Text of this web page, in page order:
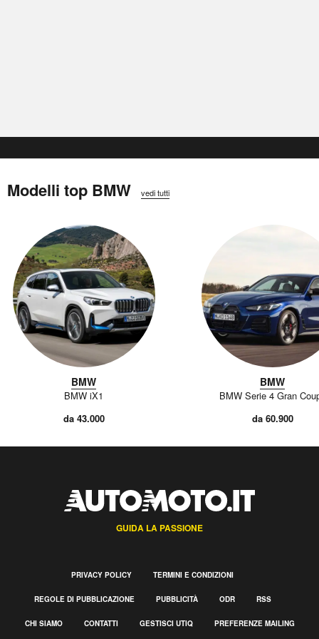
Modelli top BMW vedi tutti
BMW
BMW iX1
da 43.000
BMW
BMW Serie 4 Gran
da 60.900
GUIDA LA PASSIONE
PRIVACY POLICY TERMINI E CONDIZIONI
REGOLE DI PUBBLICAZIONE PUBBLICITÀ ODR RSS
CHI SIAMO CONTATTI GESTISCI UTIQ PREFERENZE MAILING